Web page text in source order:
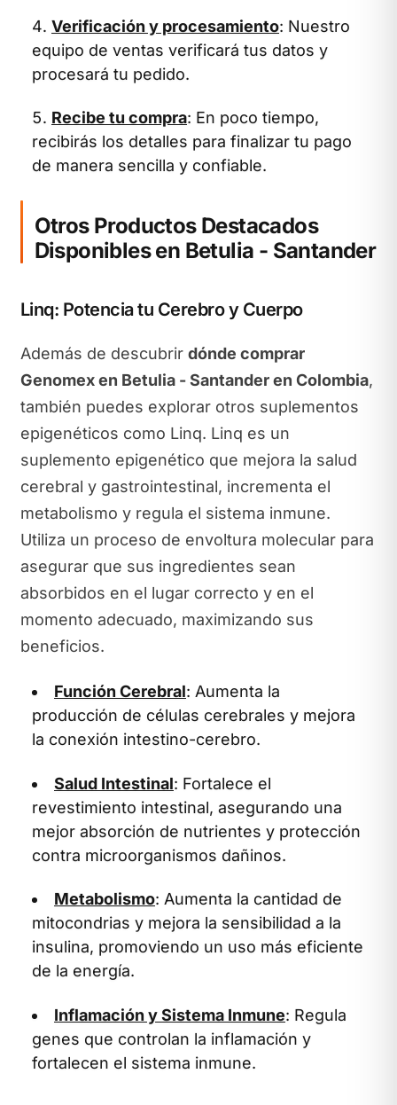
Verificación y procesamiento: Nuestro
equipo de ventas verificará tus datos y
procesará tu pedido.
Recibe tu compra: En poco tiempo,
recibirás los detalles para finalizar tu pago
de manera sencilla y confiable.
Otros Productos Destacados
Disponibles en Betulia - Santander
Linq: Potencia tu Cerebro y Cuerpo
Además de descubrir dónde comprar
Genomex en Betulia - Santander en Colombia,
también puedes explorar otros suplementos
epigenéticos como Linq. Linq es un
suplemento epigenético que mejora la salud
cerebral y gastrointestinal, incrementa el
metabolismo y regula el sistema inmune.
Utiliza un proceso de envoltura molecular para
asegurar que sus ingredientes sean
absorbidos en el lugar correcto y en el
momento adecuado, maximizando sus
beneficios.
Función Cerebral: Aumenta la
producción de células cerebrales y mejora
la conexión intestino-cerebro.
Salud Intestinal: Fortalece el
revestimiento intestinal, asegurando una
mejor absorción de nutrientes y protección
contra microorganismos dañinos.
Metabolismo: Aumenta la cantidad de
mitocondrias y mejora la sensibilidad a la
insulina, promoviendo un uso más eficiente
de la energía.
Inflamación y Sistema Inmune: Regula
genes que controlan la inflamación y
fortalecen el sistema inmune.